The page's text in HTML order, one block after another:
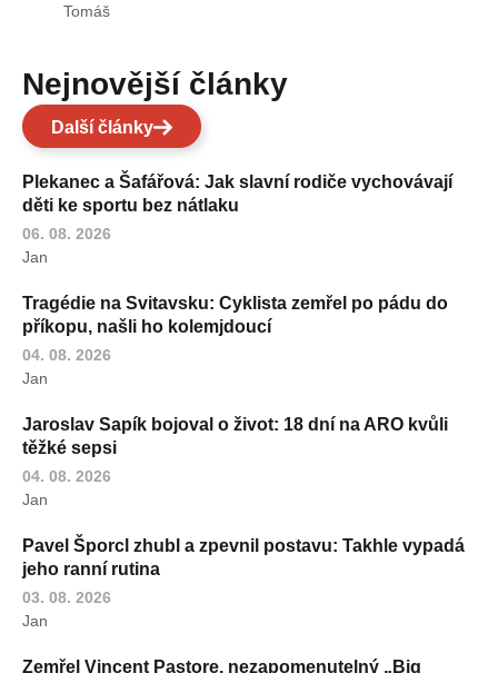
Tomáš
Nejnovější články
Další články
Plekanec a Šafářová: Jak slavní rodiče vychovávají
děti ke sportu bez nátlaku
06. 08. 2026
Jan
Tragédie na Svitavsku: Cyklista zemřel po pádu do
příkopu, našli ho kolemjdoucí
04. 08. 2026
Jan
Jaroslav Sapík bojoval o život: 18 dní na ARO kvůli
těžké sepsi
04. 08. 2026
Jan
Pavel Šporcl zhubl a zpevnil postavu: Takhle vypadá
jeho ranní rutina
03. 08. 2026
Jan
Zemřel Vincent Pastore, nezapomenutelný „Big